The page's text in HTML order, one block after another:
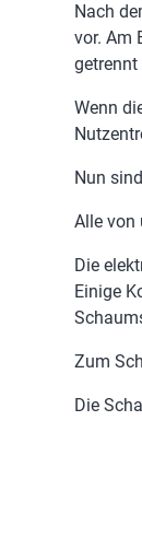
Nach
vor. Am
getrennt
Wenn
Nun
Alle von
Die
Einige
Zum
Die